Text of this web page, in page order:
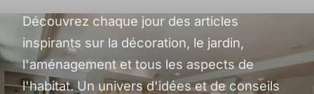
Découvrez chaque jour des articles
inspirants sur la décoration, le jardin,
l'aménagement et tous les aspects de
l'habitat. Un univers d'idées et de conseils